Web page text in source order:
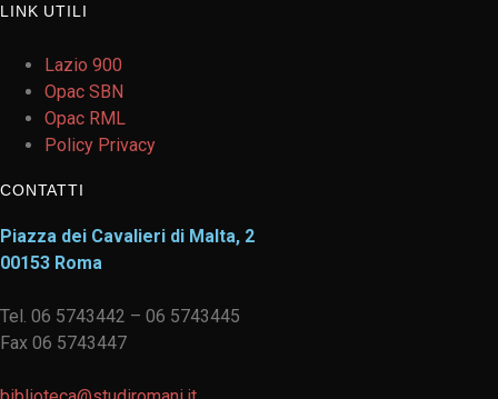
LINK UTILI
Lazio 900
Opac SBN
Opac RML
Policy Privacy
CONTATTI
Piazza dei Cavalieri di Malta, 2
00153 Roma
Tel. 06 5743442 – 06 5743445
Fax 06 5743447